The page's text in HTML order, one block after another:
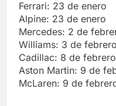
Ferrari: 23 de enero
Alpine: 23 de enero
Mercedes: 2 de
Williams: 3 de febrero
Cadillac: 8 de febrero
Aston Martin: 9 de
McLaren: 9 de